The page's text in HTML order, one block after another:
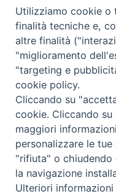
Eventi
Eventi diocesani
Privacy Policy
Utilizziamo cookie o
finalità tecniche e,
altre finalità
"miglioramento
"targeting e
cookie policy.
Cliccando su
cookie. Cliccando
maggiori
personalizzare le
"rifiuta" o chiudendo
la navigazione
Ulteriori